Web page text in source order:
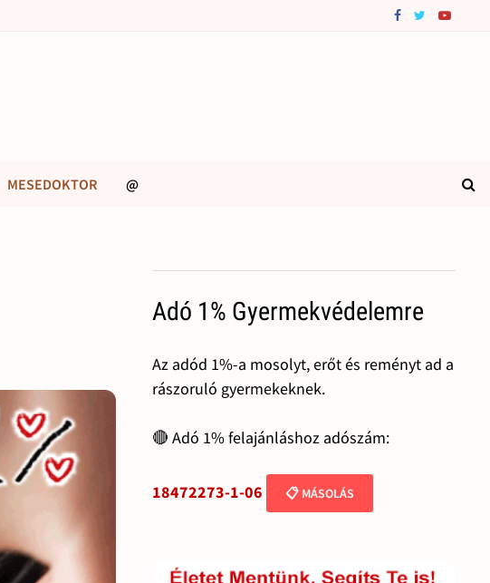
MESEDOKTOR @
Adó 1% Gyermekvédelemre
Az adód 1%-a mosolyt, erőt és reményt ad a
rászoruló gyermekeknek.
🔴 Adó 1% felajánláshoz adószám:
18472273-1-06 📋 MÁSOLÁS